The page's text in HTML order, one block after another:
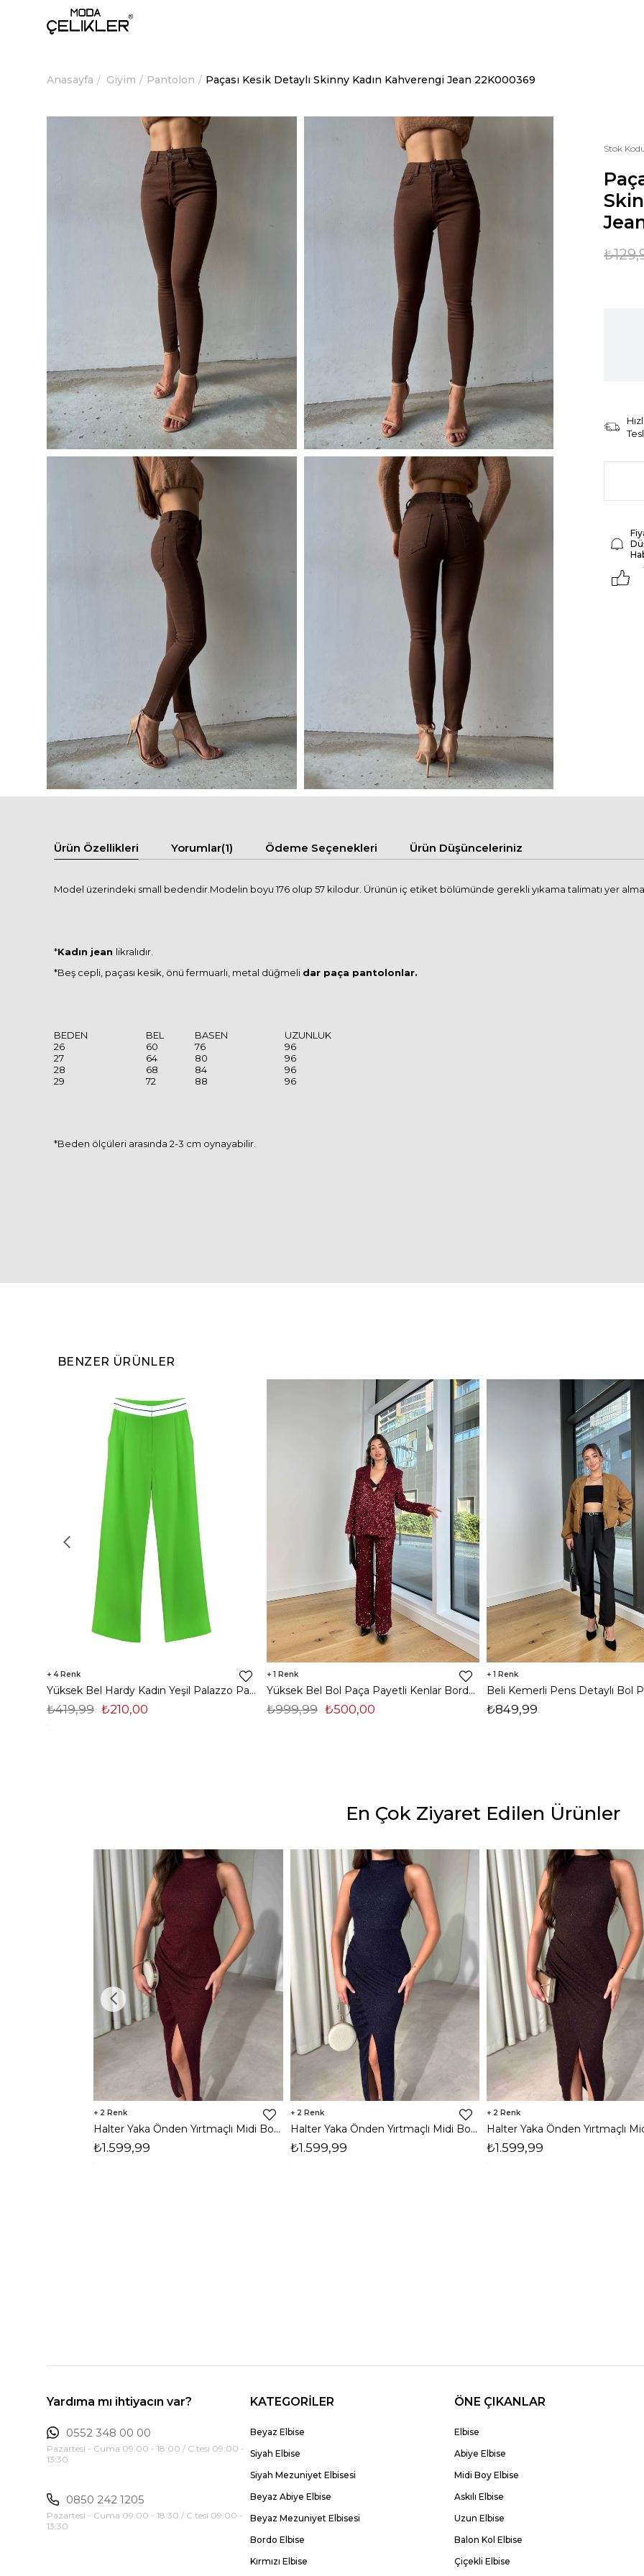
Anasayfa Giyim Pantolon Paçası Kesik Detaylı Skinny Kadın Kahverengi Jean 22K000369
Stok
Hızlı
Ürün Özellikleri Yorumlar(1) Ödeme Seçenekleri Ürün Düşünceleriniz
Model üzerindeki small bedendir.Modelin boyu 176 olup 57 kilodur. Ürünün iç etiket bölümünde gerekli yıkama talimatı yer
*Kadın jean likralıdır.
*Beş cepli, paçası kesik, önü fermuarlı, metal düğmeli dar paça pantolonlar.
BEDEN BEL BASEN
UZUNLUK
26
60 76
96
27
64 80
96
28
68 84
96
29
72 88 96
*Beden ölçüleri arasında 2-3 cm oynayabilir.
BENZER ÜRÜNLER
4
Yüksek Bel Hardy Kadın Yeşil Palazzo Pantolon 23K000407
₺210,00
₺419,99
1
Yüksek Bel Bol Paça Payetli Kenlar Bordo Kadın Pantolon 25K348
₺500,00
₺999,99
1
₺849,99
En Çok Ziyaret Edilen Ürünler
2
Halter Yaka Önden Yırtmaçlı Midi Boy Bordo Hasre Kadın Elbise 26Y502
₺1.599,99
2
Halter Yaka Önden Yırtmaçlı Midi Boy Lacivert Hasre Kadın Elbise 26Y502
₺1.599,99
2
₺1.599,99
Yardıma mı ihtiyacın var?
0552 348 00 00
Pazartesi - Cuma 09:00 - 18:00 / C.tesi 09:00 -
13:30
0850 242 1205
Pazartesi - Cuma 09:00 - 18:30 / C.tesi 09:00 -
13:30
KATEGORİLER
Beyaz Elbise
Siyah Elbise
Siyah Mezuniyet Elbisesi
Beyaz Abiye Elbise
Beyaz Mezuniyet Elbisesi
Bordo Elbise
Kırmızı Elbise
ÖNE ÇIKANLAR
Elbise
Abiye Elbise
Midi Boy Elbise
Askılı Elbise
Uzun Elbise
Balon Kol Elbise
Çiçekli Elbise